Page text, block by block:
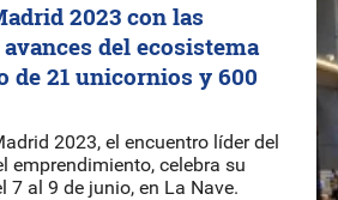
2023 con las
del ecosistema
de 21 unicornios y 600
2023, el encuentro líder del
emprendimiento, celebra su
7 al 9 de junio, en La Nave.